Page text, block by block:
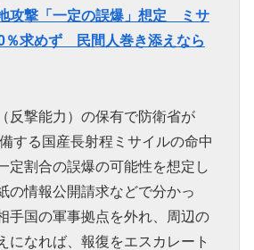
攻撃「一定の誤爆」想定 ミサ
％求めず 民間人巻き添えなら
反撃能力）の保有で防衛省が
する国産長射程ミサイルの命中
定割合の誤爆の可能性を想定し
の情報公開請求などで分かっ
手国の軍事拠点を外れ、周辺の
になれば、報復をエスカレート